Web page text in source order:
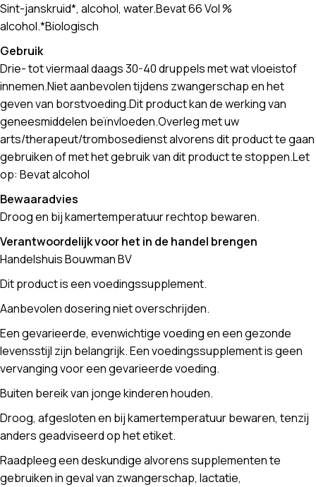
Sint-janskruid*, alcohol, water.Bevat 66 Vol %
alcohol.*Biologisch
Gebruik
Drie- tot viermaal daags 30-40 druppels met wat vloeistof
innemen.Niet aanbevolen tijdens zwangerschap en het
geven van borstvoeding.Dit product kan de werking van
geneesmiddelen beïnvloeden.Overleg met uw
arts/therapeut/trombosedienst alvorens dit product te gaan
gebruiken of met het gebruik van dit product te stoppen.Let
op: Bevat alcohol
Bewaaradvies
Droog en bij kamertemperatuur rechtop bewaren.
Verantwoordelijk voor het in de handel brengen
Handelshuis Bouwman BV
Dit product is een voedingssupplement.
Aanbevolen dosering niet overschrijden.
Een gevarieerde, evenwichtige voeding en een gezonde
levensstijl zijn belangrijk. Een voedingssupplement is geen
vervanging voor een gevarieerde voeding.
Buiten bereik van jonge kinderen houden.
Droog, afgesloten en bij kamertemperatuur bewaren, tenzij
anders geadviseerd op het etiket.
Raadpleeg een deskundige alvorens supplementen te
gebruiken in geval van zwangerschap, lactatie,